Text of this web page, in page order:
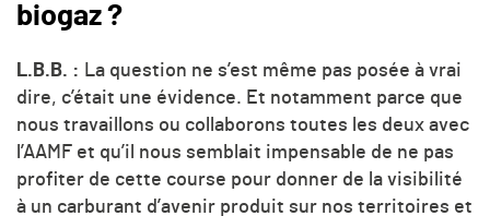
biogaz ?
L.B.B. : La question ne s’est même pas posée à vrai
dire, c’était une évidence. Et notamment parce que
nous travaillons ou collaborons toutes les deux avec
l’AAMF et qu’il nous semblait impensable de ne pas
profiter de cette course pour donner de la visibilité
à un carburant d’avenir produit sur nos territoires et